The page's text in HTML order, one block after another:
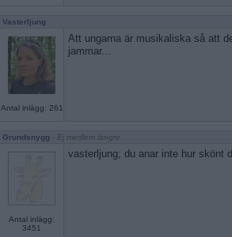
Vasterljung
Antal inlägg: 261
Att ungarna är musikaliska så att
jammar...
Grundsnygg - Ej medlem längre
Antal inlägg:
3451
vasterljung; du anar inte hur skönt